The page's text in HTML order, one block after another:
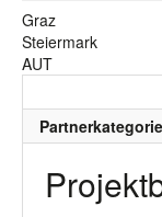
Graz
Steiermark
AUT
Partnerkategorie